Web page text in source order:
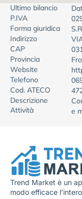
Ultimo bilancio
P.IVA
Forma giuridica
Indirizzo
CAP
Provincia
Website
Telefono
Cod. ATECO
Descrizione
Attività
e
Trend Market è un
modo efficace